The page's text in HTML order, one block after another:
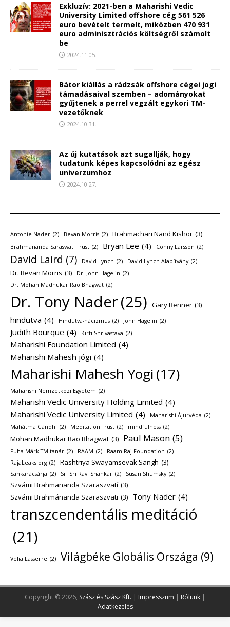
Exkluzív: 2021-ben a Maharishi Vedic
University Limited offshore cég 561 526
euro bevételt termelt, miközben 470 931
euro adminisztrációs költségről számolt
be
2024.11.05.
Bátor kiállás a rádzsák offshore cégei jogi
támadásaival szemben – adományokat
gyűjtenek a perrel vegzált egykori TM-
vezetőknek
2024.10.31.
Az új kutatások azt sugallják, hogy
tudatunk képes kapcsolódni az egész
univerzumhoz
2024.10.27.
Antonie Nader (2) Bevan Morris (2) Brahmachari Nand Kishor (3)
Brahmananda Saraswati Trust (2) Bryan Lee (4) Conny Larsson (2)
David Laird (7) David Lynch (2) David Lynch Alapítvány (2)
Dr. Bevan Morris (3) Dr. John Hagelin (2)
Dr. Mohan Madhukar Rao Bhagwat (2)
Dr. Tony Nader(25) Gary Benner (3)
hindutva (4) Hindutva-nácizmus (2) John Hagelin (2)
Judith Bourque (4) Kirti Shrivastava (2)
Maharishi Foundation Limited (4)
Maharishi Mahesh jógi (4)
Maharishi Mahesh Yogi(17)
Maharishi Nemzetközi Egyetem (2)
Maharishi Vedic University Holding Limited (4)
Maharishi Vedic University Limited (4) Maharishi Ájurvéda (2)
Mahátma Gándhí (2) Meditation Trust (2) mindfulness (2)
Mohan Madhukar Rao Bhagwat (3) Paul Mason (5)
Puha Márk TM-tanár (2) RAAM (2) Raam Raj Foundation (2)
RajaLeaks.org (2) Rashtriya Swayamsevak Sangh (3)
Sankarácsárja (2) Sri Sri Ravi Shankar (2) Susan Shumsky (2)
Szvámi Brahmananda Szaraszvatí (3)
Szvámi Brahmánanda Szaraszvati (3) Tony Nader (4)
transzcendentális meditáció
(21)
Velia Lasserre (2) Világbéke Globális Országa (9)
Copyright © 2026, Szász és Szász Kft. | Impresszum | Rólunk |
Adatkezelés